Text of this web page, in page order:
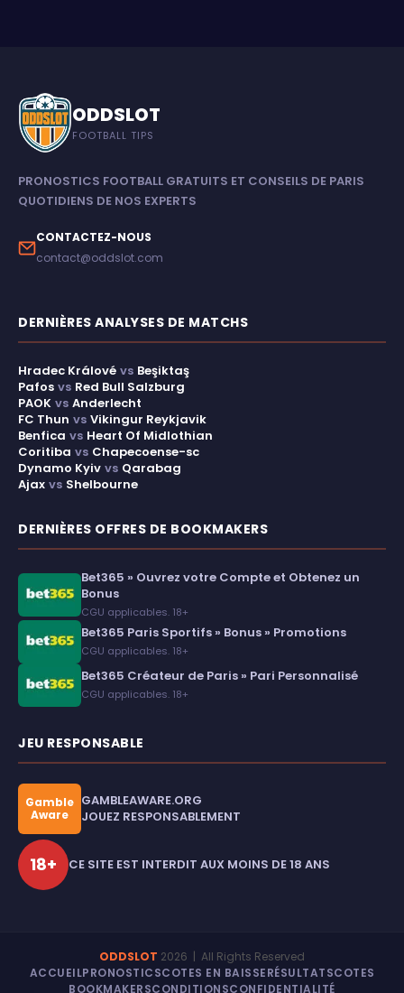
ODDSLOT
FOOTBALL TIPS
PRONOSTICS FOOTBALL GRATUITS ET CONSEILS DE PARIS
QUOTIDIENS DE NOS EXPERTS
CONTACTEZ-NOUS
contact@oddslot.com
DERNIÈRES ANALYSES DE MATCHS
Hradec Králové vs Beşiktaş
Pafos vs Red Bull Salzburg
PAOK vs Anderlecht
FC Thun vs Vikingur Reykjavik
Benfica vs Heart Of Midlothian
Coritiba vs Chapecoense-sc
Dynamo Kyiv vs Qarabag
Ajax vs Shelbourne
DERNIÈRES OFFRES DE BOOKMAKERS
Bet365 » Ouvrez votre Compte et Obtenez un
Bonus
CGU applicables. 18+
Bet365 Paris Sportifs » Bonus » Promotions
CGU applicables. 18+
Bet365 Créateur de Paris » Pari Personnalisé
CGU applicables. 18+
JEU RESPONSABLE
Gamble
Aware
GAMBLEAWARE.ORG
JOUEZ RESPONSABLEMENT
18+ CE SITE EST INTERDIT AUX MOINS DE 18 ANS
ODDSLOT 2026 | All Rights Reserved
ACCUEILPRONOSTICSCOTES EN BAISSERÉSULTATSCOTES
BOOKMAKERSCONDITIONSCONFIDENTIALITÉ